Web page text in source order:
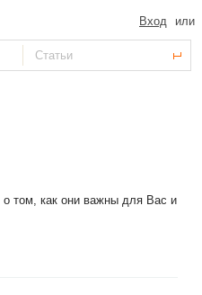
Вход или
о том, как они важны для Вас и